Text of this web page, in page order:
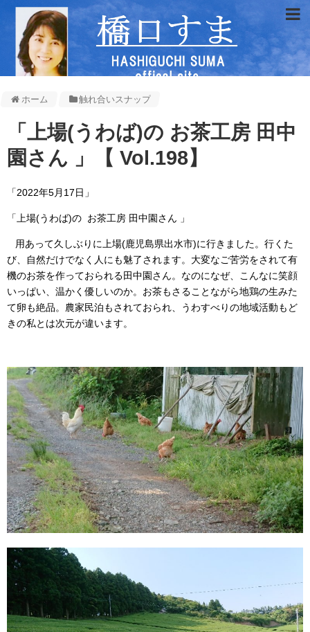
ホーム 触れ合いスナップ
「上場(うわば)の お茶工房 田中
園さん 」【 Vol.198】
「2022年5月17日」
「上場(うわば)の お茶工房 田中園さん 」
用あって久しぶりに上場(鹿児島県出水市)に行きました。行くた
び、自然だけでなく人にも魅了されます。大変なご苦労をされて有
機のお茶を作っておられる田中園さん。なのになぜ、こんなに笑顔
いっぱい、温かく優しいのか。お茶もさることながら地鶏の生みた
て卵も絶品。農家民泊もされておられ、うわすべりの地域活動もど
きの私とは次元が違います。